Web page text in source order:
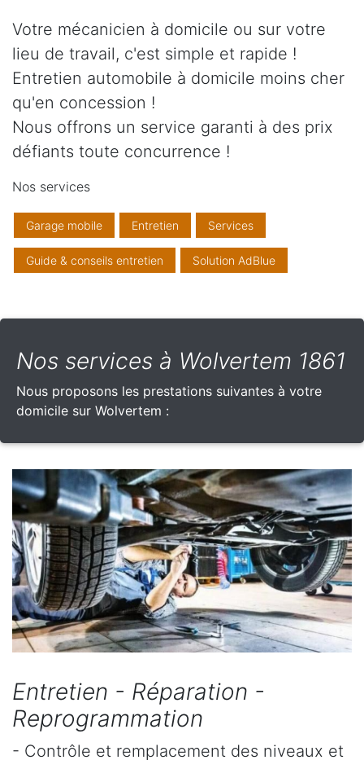
Votre mécanicien à domicile ou sur votre
lieu de travail, c'est simple et rapide !
Entretien automobile à domicile moins cher
qu'en concession !
Nous offrons un service garanti à des prix
défiants toute concurrence !
Nos services
Garage mobile Entretien Services
Guide & conseils entretien Solution AdBlue
Nos services à Wolvertem 1861
Nous proposons les prestations suivantes à votre
domicile sur Wolvertem :
Entretien - Réparation -
Reprogrammation
- Contrôle et remplacement des niveaux et